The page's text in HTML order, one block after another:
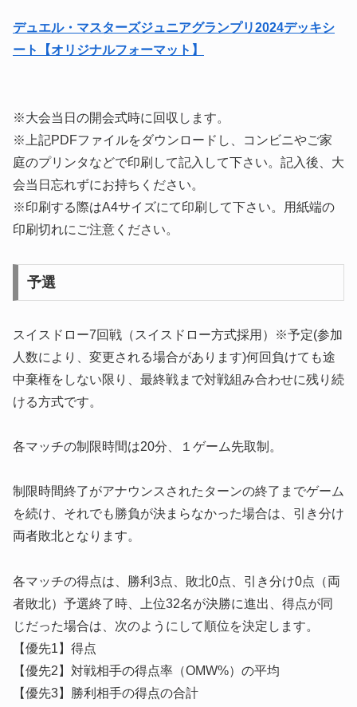
デュエル・マスターズジュニアグランプリ2024デッキシ
ート【オリジナルフォーマット】
※大会当日の開会式時に回収します。
※上記PDFファイルをダウンロードし、コンビニやご家
庭のプリンタなどで印刷して記入して下さい。記入後、大
会当日忘れずにお持ちください。
※印刷する際はA4サイズにて印刷して下さい。用紙端の
印刷切れにご注意ください。
予選
スイスドロー7回戦（スイスドロー方式採用）※予定(参加
人数により、変更される場合があります)何回負けても途
中棄権をしない限り、最終戦まで対戦組み合わせに残り続
ける方式です。
各マッチの制限時間は20分、１ゲーム先取制。
制限時間終了がアナウンスされたターンの終了までゲーム
を続け、それでも勝負が決まらなかった場合は、引き分け
両者敗北となります。
各マッチの得点は、勝利3点、敗北0点、引き分け0点（両
者敗北）予選終了時、上位32名が決勝に進出、得点が同
じだった場合は、次のようにして順位を決定します。
【優先1】得点
【優先2】対戦相手の得点率（OMW%）の平均
【優先3】勝利相手の得点の合計